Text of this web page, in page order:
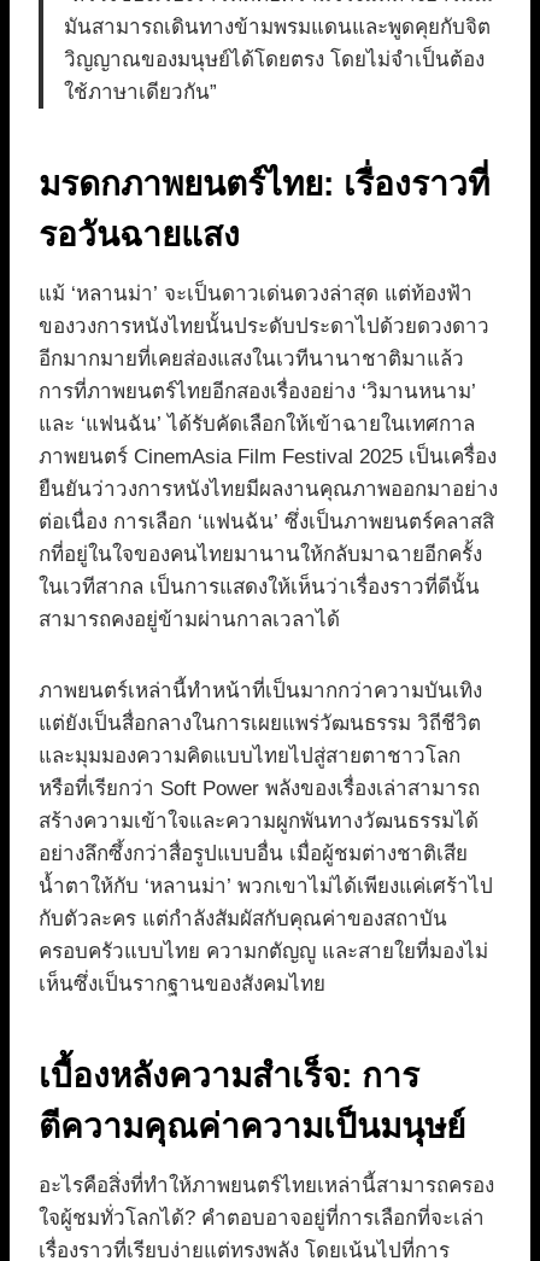
มันสามารถเดินทางข้ามพรมแดนและพูดคุยกับจิต
วิญญาณของมนุษย์ได้โดยตรง โดยไม่จำเป็นต้อง
ใช้ภาษาเดียวกัน”
มรดกภาพยนตร์ไทย: เรื่องราวที่
รอวันฉายแสง
แม้ ‘หลานม่า’ จะเป็นดาวเด่นดวงล่าสุด แต่ท้องฟ้า
ของวงการหนังไทยนั้นประดับประดาไปด้วยดวงดาว
อีกมากมายที่เคยส่องแสงในเวทีนานาชาติมาแล้ว
การที่ภาพยนตร์ไทยอีกสองเรื่องอย่าง ‘วิมานหนาม’
และ ‘แฟนฉัน’ ได้รับคัดเลือกให้เข้าฉายในเทศกาล
ภาพยนตร์ CinemAsia Film Festival 2025 เป็นเครื่อง
ยืนยันว่าวงการหนังไทยมีผลงานคุณภาพออกมาอย่าง
ต่อเนื่อง การเลือก ‘แฟนฉัน’ ซึ่งเป็นภาพยนตร์คลาสสิ
กที่อยู่ในใจของคนไทยมานานให้กลับมาฉายอีกครั้ง
ในเวทีสากล เป็นการแสดงให้เห็นว่าเรื่องราวที่ดีนั้น
สามารถคงอยู่ข้ามผ่านกาลเวลาได้
ภาพยนตร์เหล่านี้ทำหน้าที่เป็นมากกว่าความบันเทิง
แต่ยังเป็นสื่อกลางในการเผยแพร่วัฒนธรรม วิถีชีวิต
และมุมมองความคิดแบบไทยไปสู่สายตาชาวโลก
หรือที่เรียกว่า Soft Power พลังของเรื่องเล่าสามารถ
สร้างความเข้าใจและความผูกพันทางวัฒนธรรมได้
อย่างลึกซึ้งกว่าสื่อรูปแบบอื่น เมื่อผู้ชมต่างชาติเสีย
น้ำตาให้กับ ‘หลานม่า’ พวกเขาไม่ได้เพียงแค่เศร้าไป
กับตัวละคร แต่กำลังสัมผัสกับคุณค่าของสถาบัน
ครอบครัวแบบไทย ความกตัญญู และสายใยที่มองไม่
เห็นซึ่งเป็นรากฐานของสังคมไทย
เบื้องหลังความสำเร็จ: การ
ตีความคุณค่าความเป็นมนุษย์
อะไรคือสิ่งที่ทำให้ภาพยนตร์ไทยเหล่านี้สามารถครอง
ใจผู้ชมทั่วโลกได้? คำตอบอาจอยู่ที่การเลือกที่จะเล่า
เรื่องราวที่เรียบง่ายแต่ทรงพลัง โดยเน้นไปที่การ